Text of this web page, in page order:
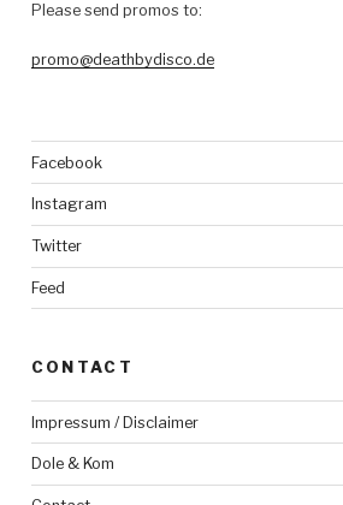
Please send promos to:
promo@deathbydisco.de
Facebook
Instagram
Twitter
Feed
CONTACT
Impressum / Disclaimer
Dole & Kom